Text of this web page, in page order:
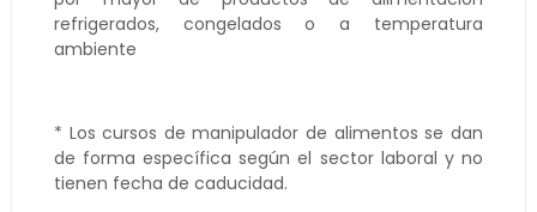
refrigerados, congelados o a temperatura
ambiente
* Los cursos de manipulador de alimentos se dan
de forma específica según el sector laboral y no
tienen fecha de caducidad.